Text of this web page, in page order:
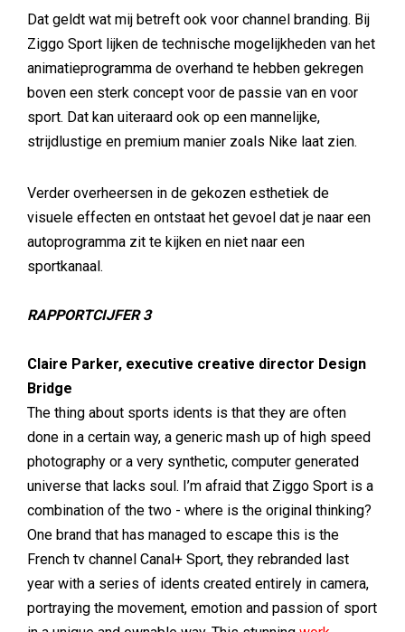
Dat geldt wat mij betreft ook voor channel branding. Bij
Ziggo Sport lijken de technische mogelijkheden van het
animatieprogramma de overhand te hebben gekregen
boven een sterk concept voor de passie van en voor
sport. Dat kan uiteraard ook op een mannelijke,
strijdlustige en premium manier zoals Nike laat zien.
Verder overheersen in de gekozen esthetiek de
visuele effecten en ontstaat het gevoel dat je naar een
autoprogramma zit te kijken en niet naar een
sportkanaal.
RAPPORTCIJFER 3
Claire Parker, executive creative director Design
Bridge
The thing about sports idents is that they are often
done in a certain way, a generic mash up of high speed
photography or a very synthetic, computer generated
universe that lacks soul. I’m afraid that Ziggo Sport is a
combination of the two - where is the original thinking?
One brand that has managed to escape this is the
French tv channel Canal+ Sport, they rebranded last
year with a series of idents created entirely in camera,
portraying the movement, emotion and passion of sport